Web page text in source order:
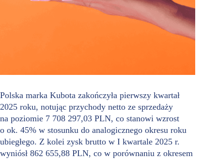
Polska marka Kubota zakończyła pierwszy kwartał
2025 roku, notując przychody netto ze sprzedaży
na poziomie 7 708 297,03 PLN, co stanowi wzrost
o ok. 45% w stosunku do analogicznego okresu roku
ubiegłego. Z kolei zysk brutto w I kwartale 2025 r.
wyniósł 862 655,88 PLN, co w porównaniu z okresem